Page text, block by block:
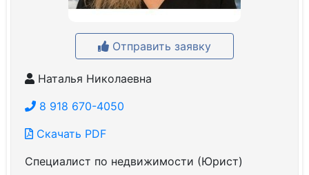
Отправить заявку
Наталья Николаевна
8 918 670-4050
Скачать PDF
Специалист по недвижимости (Юрист)